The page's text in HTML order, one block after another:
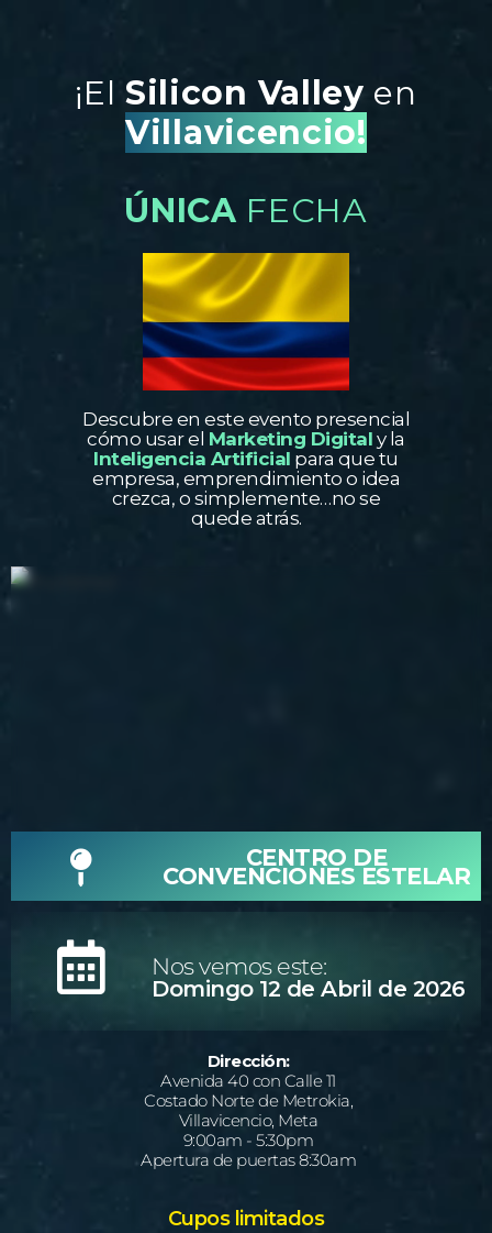
¡El Silicon Valley en
Villavicencio!
ÚNICA FECHA
Descubre en este evento presencial
cómo usar el Marketing Digital y la
Inteligencia Artificial para que tu
empresa, emprendimiento o idea
crezca, o simplemente…no se
quede atrás.
CENTRO DE
CONVENCIONES ESTELAR
Nos vemos este:
Domingo 12 de Abril de 2026
Dirección:
Avenida 40 con Calle 11
Costado Norte de Metrokia,
Villavicencio, Meta
9:00am - 5:30pm
Apertura de puertas 8:30am
Cupos limitados